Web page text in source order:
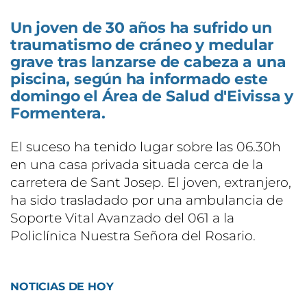
Un joven de 30 años ha sufrido un
traumatismo de cráneo y medular
grave tras lanzarse de cabeza a una
piscina, según ha informado este
domingo el Área de Salud d'Eivissa y
Formentera.
El suceso ha tenido lugar sobre las 06.30h
en una casa privada situada cerca de la
carretera de Sant Josep. El joven, extranjero,
ha sido trasladado por una ambulancia de
Soporte Vital Avanzado del 061 a la
Policlínica Nuestra Señora del Rosario.
NOTICIAS DE HOY